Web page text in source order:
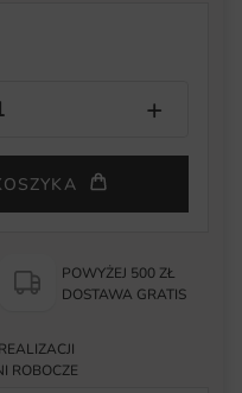
POWYŻEJ 500 ZŁ
DOSTAWA GRATIS
ROBOCZE